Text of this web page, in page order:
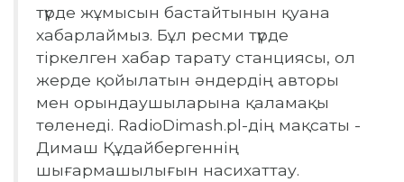
түрде жұмысын бастайтынын қуана
хабарлаймыз. Бұл ресми түрде
тіркелген хабар тарату станциясы, ол
жерде қойылатын әндердің авторы
мен орындаушыларына қаламақы
төленеді. RadioDimash.pl-дің мақсаты -
Димаш Құдайбергеннің
шығармашылығын насихаттау.